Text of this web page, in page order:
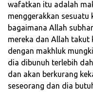
wafatkan itu adalah
menggerakkan sesuatu
bagaimana Allah
mereka dan Allah takut
dengan makhluk
dia dibunuh terlebih
dan akan berkurang
seseorang dan dia